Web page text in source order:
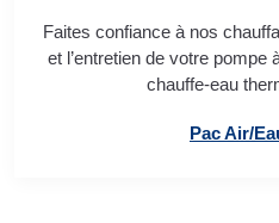
Faites confiance à nos
et l’entretien de votre pompe
chauffe-eau
Pac Air/